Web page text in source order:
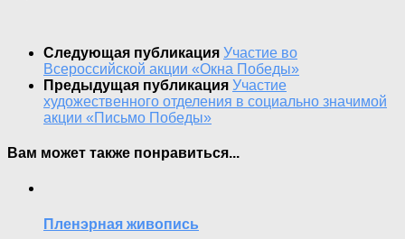
Следующая публикация Участие во
Всероссийской акции «Окна Победы»
Предыдущая публикация Участие
художественного отделения в социально значимой
акции «Письмо Победы»
Вам может также понравиться...
Пленэрная живопись